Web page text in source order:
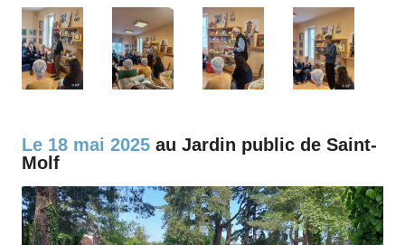
Le 18 mai 2025 au Jardin public de Saint-
Molf